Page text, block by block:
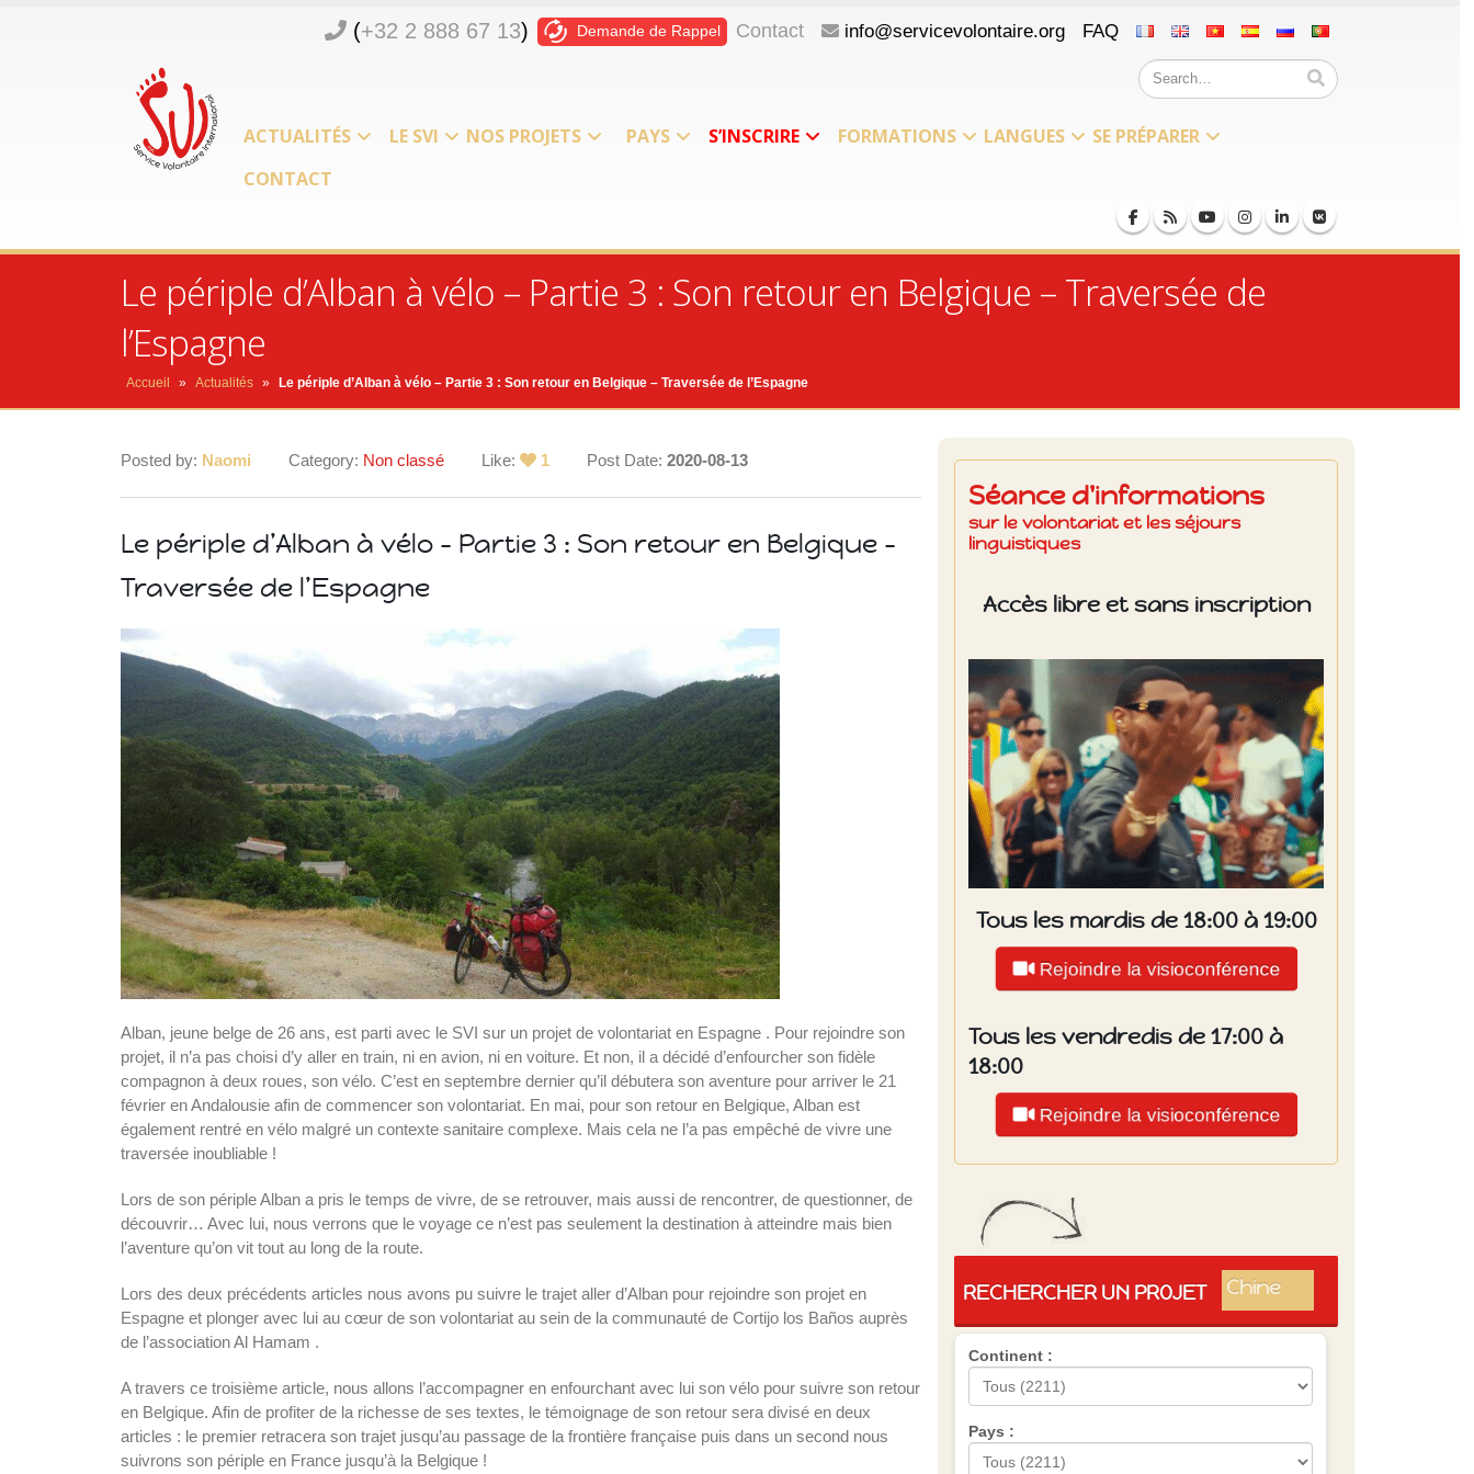
(+32 2 888 67 13) Demande de Rappel Contact info@servicevolontaire.org FAQ
ACTUALITÉS LE SVI NOS PROJETS PAYS S’INSCRIRE FORMATIONS LANGUES
SE PRÉPARER
CONTACT
Le périple d’Alban à vélo – Partie 3 : Son retour en Belgique – Traversée de
l’Espagne
Accueil » Actualités » Le périple d’Alban à vélo – Partie 3 : Son retour en Belgique – Traversée de l’Espagne
Posted by: Naomi Category: Non classé Like: 1 Post Date:2020-08-13
Le périple d’Alban à vélo – Partie 3 : Son retour en Belgique –
Traversée de l’Espagne
Alban, jeune belge de 26 ans, est parti avec le SVI sur un projet de volontariat en Espagne . Pour rejoindre son
projet, il n’a pas choisi d’y aller en train, ni en avion, ni en voiture. Et non, il a décidé d’enfourcher son fidèle
compagnon à deux roues, son vélo. C’est en septembre dernier qu’il débutera son aventure pour arriver le 21
février en Andalousie afin de commencer son volontariat. En mai, pour son retour en Belgique, Alban est
également rentré en vélo malgré un contexte sanitaire complexe. Mais cela ne l’a pas empêché de vivre une
traversée inoubliable !
Lors de son périple Alban a pris le temps de vivre, de se retrouver, mais aussi de rencontrer, de questionner, de
découvrir… Avec lui, nous verrons que le voyage ce n’est pas seulement la destination à atteindre mais bien
l’aventure qu’on vit tout au long de la route.
Lors des deux précédents articles nous avons pu suivre le trajet aller d’Alban pour rejoindre son projet en
Espagne et plonger avec lui au cœur de son volontariat au sein de la communauté de Cortijo los Baños auprès
de l’association Al Hamam .
A travers ce troisième article, nous allons l’accompagner en enfourchant avec lui son vélo pour suivre son retour
en Belgique. Afin de profiter de la richesse de ses textes, le témoignage de son retour sera divisé en deux
articles : le premier retracera son trajet jusqu’au passage de la frontière française puis dans un second nous
suivrons son périple en France jusqu’à la Belgique !
Séance d'informations
sur le volontariat et les séjours
linguistiques
Accès libre et sans inscription
Tous les mardis de 18:00 à 19:00
Rejoindre la visioconférence
Tous les vendredis de 17:00 à
18:00
Rejoindre la visioconférence
RECHERCHER UN PROJET
Pérou
Chine
Espagne
Brésil
Mexique
Groupe
Continent :
Pays :